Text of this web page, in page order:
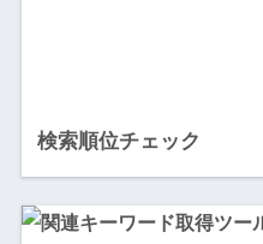
検索順位チェック